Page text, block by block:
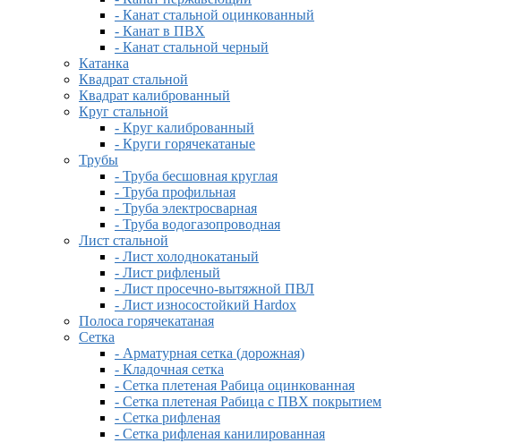
- Канат стальной оцинкованный
- Канат в ПВХ
- Канат стальной черный
Катанка
Квадрат стальной
Квадрат калиброванный
Круг стальной
- Круг калиброванный
- Круги горячекатаные
Трубы
- Труба бесшовная круглая
- Труба профильная
- Труба электросварная
- Труба водогазопроводная
Лист стальной
- Лист холоднокатаный
- Лист рифленый
- Лист просечно-вытяжной ПВЛ
- Лист износостойкий Hardox
Полоса горячекатаная
Сетка
- Арматурная сетка (дорожная)
- Кладочная сетка
- Сетка плетеная Рабица оцинкованная
- Сетка плетеная Рабица с ПВХ покрытием
- Сетка рифленая
- Сетка рифленая канилированная